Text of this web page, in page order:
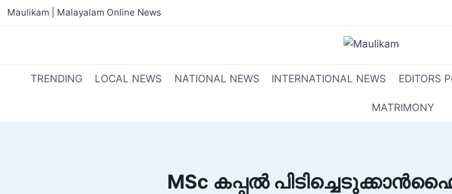
Maulikam | Malayalam Online News
TRENDING LOCAL NEWS NATIONAL NEWS INTERNATIONAL NEWS EDITORS
MATRIMONY
MSc കപ്പൽ